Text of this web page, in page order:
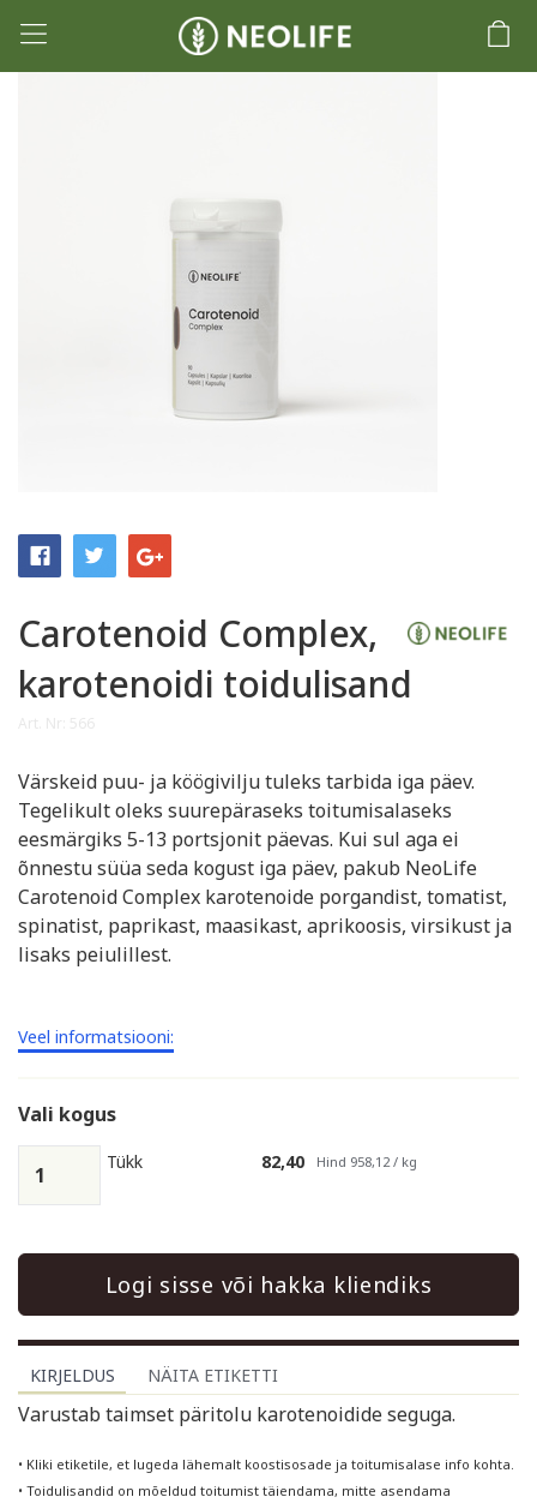
Carotenoid Complex,
karotenoidi toidulisand
Värskeid puu- ja köögivilju tuleks tarbida iga päev.
Tegelikult oleks suurepäraseks toitumisalaseks
eesmärgiks 5-13 portsjonit päevas. Kui sul aga ei
õnnestu süüa seda kogust iga päev, pakub NeoLife
Carotenoid Complex karotenoide porgandist, tomatist,
spinatist, paprikast, maasikast, aprikoosis, virsikust ja
lisaks peiulillest.
Veel informatsiooni:
Vali kogus
Tükk 82,40 Hind 958,12 / kg
Logi sisse või hakka kliendiks
KIRJELDUS NÄITA ETIKETTI
Varustab taimset päritolu karotenoidide seguga.
• Kliki etiketile, et lugeda lähemalt koostisosade ja toitumisalase info kohta.
• Toidulisandid on mõeldud toitumist täiendama, mitte asendama